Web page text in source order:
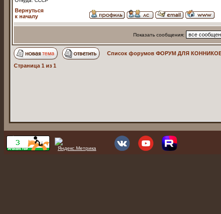
Вернуться
к началу
Показать сообщения:
Список форумов ФОРУМ ДЛЯ КОННИКОВ
Страница 1 из 1